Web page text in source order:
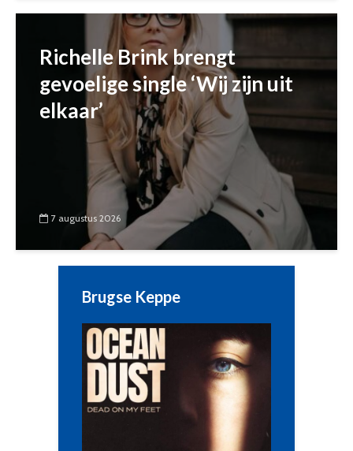
Richelle Brink brengt
gevoelige single ‘Wij zijn uit
elkaar’
7 augustus 2026
Brugse Keppe